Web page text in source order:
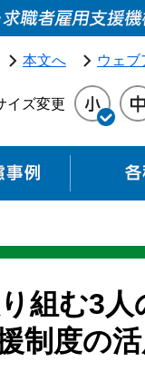
本文へ ウェブ
イズ変更
合理的配慮
組む3人
制度の活